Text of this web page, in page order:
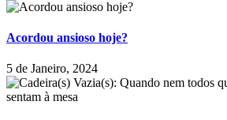
Acordou ansioso hoje?
5 de Janeiro, 2024